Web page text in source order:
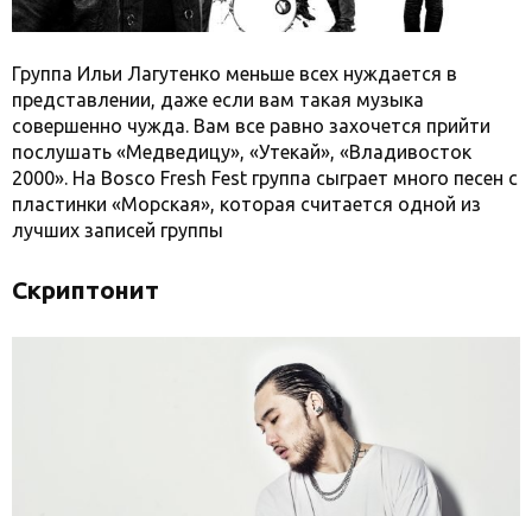
Группа Ильи Лагутенко меньше всех нуждается в
представлении, даже если вам такая музыка
совершенно чужда. Вам все равно захочется прийти
послушать «Медведицу», «Утекай», «Владивосток
2000». На Bosco Fresh Fest группа сыграет много песен с
пластинки «Морская», которая считается одной из
лучших записей группы
Скриптонит